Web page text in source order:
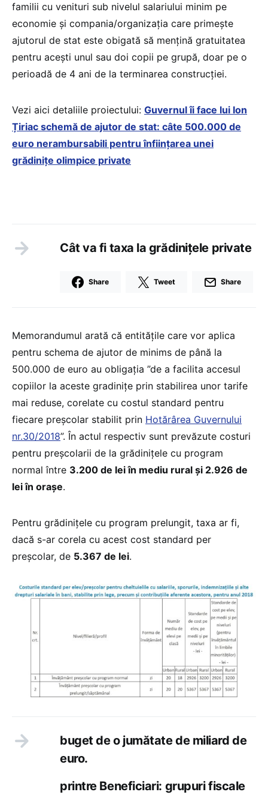
familii cu venituri sub nivelul salariului minim pe
economie și compania/organizația care primește
ajutorul de stat este obigată să mențină gratuitatea
pentru acești unul sau doi copii pe grupă, doar pe o
perioadă de 4 ani de la terminarea construcției.
Vezi aici detaliile proiectului: Guvernul îi face lui Ion
Țiriac schemă de ajutor de stat: câte 500.000 de
euro nerambursabili pentru înființarea unei
grădinițe olimpice private
Cât va fi taxa la grădinițele private
Share Tweet Share
Memorandumul arată că entitățile care vor aplica
pentru schema de ajutor de minims de până la
500.000 de euro au obligația ”de a facilita accesul
copiilor la aceste gradinițe prin stabilirea unor tarife
mai reduse, corelate cu costul standard pentru
fiecare preşcolar stabilit prin Hotărârea Guvernului
nr.30/2018”. În actul respectiv sunt prevăzute costuri
pentru preșcolarii de la grădinițele cu program
normal între 3.200 de lei în mediu rural și 2.926 de
lei în orașe.
Pentru grădinițele cu program prelungit, taxa ar fi,
dacă s-ar corela cu acest cost standard per
preșcolar, de 5.367 de lei.
buget de o jumătate de miliard de
euro.
printre Beneficiari: grupuri fiscale